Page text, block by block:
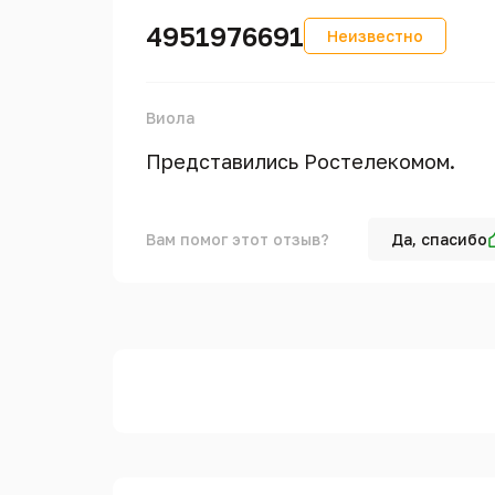
4951976691 Неизвестно
Виола
Представились Ростелекомом.
Вам помог этот отзыв? Да, спасибо